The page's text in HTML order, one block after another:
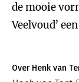
de mooie
Veelvoud’
Over Henk van